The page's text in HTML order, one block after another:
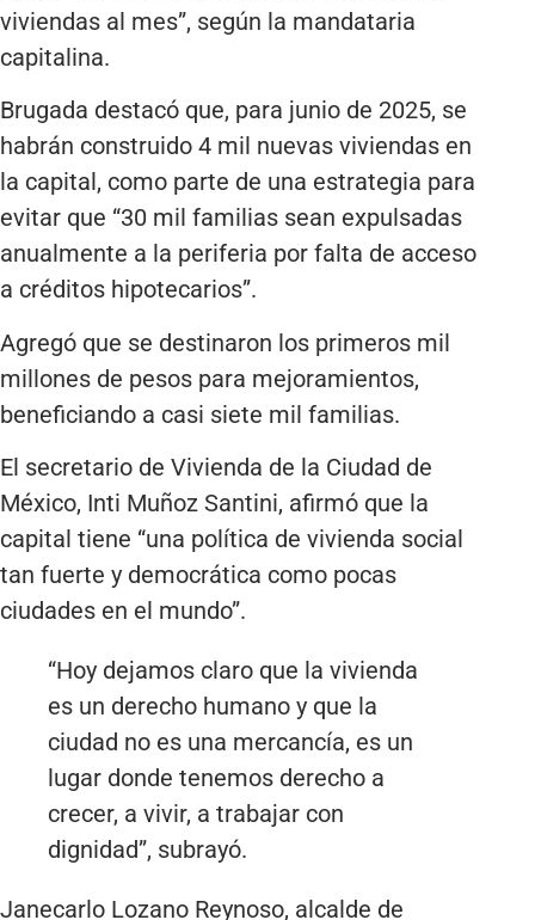
viviendas al mes”, según la mandataria
capitalina.
Brugada destacó que, para junio de 2025, se
habrán construido 4 mil nuevas viviendas en
la capital, como parte de una estrategia para
evitar que “30 mil familias sean expulsadas
anualmente a la periferia por falta de acceso
a créditos hipotecarios”.
Agregó que se destinaron los primeros mil
millones de pesos para mejoramientos,
beneficiando a casi siete mil familias.
El secretario de Vivienda de la Ciudad de
México, Inti Muñoz Santini, afirmó que la
capital tiene “una política de vivienda social
tan fuerte y democrática como pocas
ciudades en el mundo”.
“Hoy dejamos claro que la vivienda
es un derecho humano y que la
ciudad no es una mercancía, es un
lugar donde tenemos derecho a
crecer, a vivir, a trabajar con
dignidad”, subrayó.
Janecarlo Lozano Reynoso, alcalde de